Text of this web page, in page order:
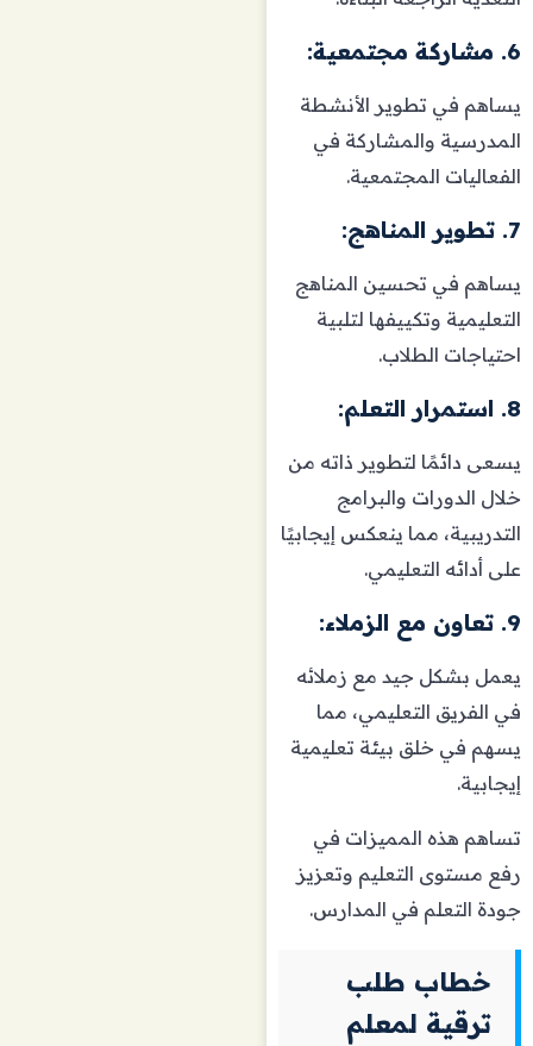
6. مشاركة مجتمعية:
يساهم في تطوير الأنشطة
المدرسية والمشاركة في
الفعاليات المجتمعية.
7. تطوير المناهج:
يساهم في تحسين المناهج
التعليمية وتكييفها لتلبية
احتياجات الطلاب.
8. استمرار التعلم:
يسعى دائمًا لتطوير ذاته من
خلال الدورات والبرامج
التدريبية، مما ينعكس إيجابيًا
على أدائه التعليمي.
9. تعاون مع الزملاء:
يعمل بشكل جيد مع زملائه
في الفريق التعليمي، مما
يسهم في خلق بيئة تعليمية
إيجابية.
تساهم هذه المميزات في
رفع مستوى التعليم وتعزيز
جودة التعلم في المدارس.
خطاب طلب
ترقية لمعلم